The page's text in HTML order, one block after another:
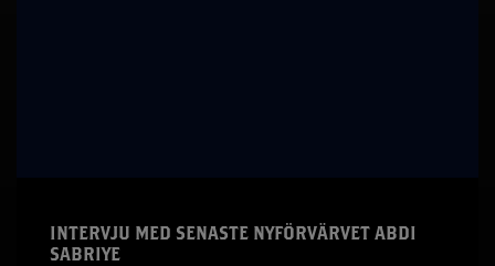
INTERVJU MED SENASTE NYFÖRVÄRVET ABDI
SABRIYE